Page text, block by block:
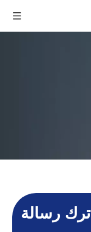
ترك رسالة